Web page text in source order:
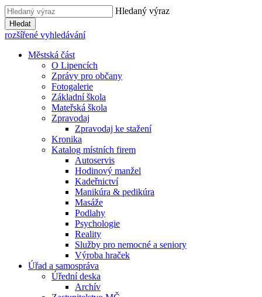
Hledaný výraz
Hledat
rozšířené vyhledávání
Městská část
O Lipencích
Zprávy pro občany
Fotogalerie
Základní škola
Mateřská škola
Zpravodaj
Zpravodaj ke stažení
Kronika
Katalog místních firem
Autoservis
Hodinový manžel
Kadeřnictví
Manikúra & pedikúra
Masáže
Podlahy
Psychologie
Reality
Služby pro nemocné a seniory
Výroba hraček
Úřad a samospráva
Úřední deska
Archív